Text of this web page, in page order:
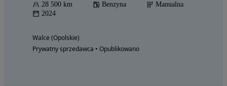
28 500 km Benzyna
Manualna
2024
Walce (Opolskie)
Prywatny sprzedawca • Opublikowano